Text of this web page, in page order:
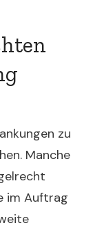
zu
Manche
im Auftrag